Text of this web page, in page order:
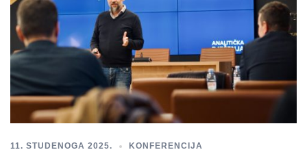
11. STUDENOGA 2025. KONFERENCIJA